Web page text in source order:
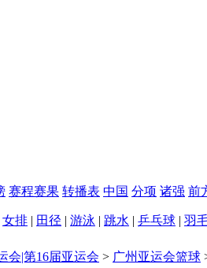
赛程赛果 转播表 中国 分项 诸强 前
女排 | 田径 | 游泳 | 跳水 | 乒乓球 | 羽
会|第16届亚运会 > 广州亚运会篮球